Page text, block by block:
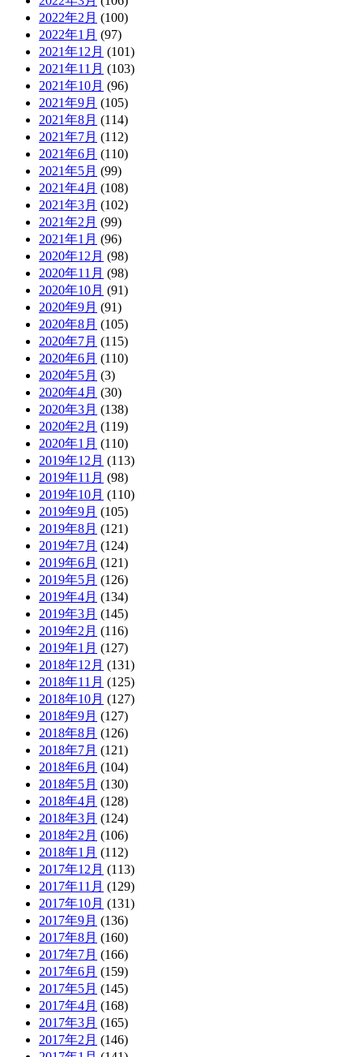
2022年2月 (100)
2022年1月 (97)
2021年12月 (101)
2021年11月 (103)
2021年10月 (96)
2021年9月 (105)
2021年8月 (114)
2021年7月 (112)
2021年6月 (110)
2021年5月 (99)
2021年4月 (108)
2021年3月 (102)
2021年2月 (99)
2021年1月 (96)
2020年12月 (98)
2020年11月 (98)
2020年10月 (91)
2020年9月 (91)
2020年8月 (105)
2020年7月 (115)
2020年6月 (110)
2020年5月 (3)
2020年4月 (30)
2020年3月 (138)
2020年2月 (119)
2020年1月 (110)
2019年12月 (113)
2019年11月 (98)
2019年10月 (110)
2019年9月 (105)
2019年8月 (121)
2019年7月 (124)
2019年6月 (121)
2019年5月 (126)
2019年4月 (134)
2019年3月 (145)
2019年2月 (116)
2019年1月 (127)
2018年12月 (131)
2018年11月 (125)
2018年10月 (127)
2018年9月 (127)
2018年8月 (126)
2018年7月 (121)
2018年6月 (104)
2018年5月 (130)
2018年4月 (128)
2018年3月 (124)
2018年2月 (106)
2018年1月 (112)
2017年12月 (113)
2017年11月 (129)
2017年10月 (131)
2017年9月 (136)
2017年8月 (160)
2017年7月 (166)
2017年6月 (159)
2017年5月 (145)
2017年4月 (168)
2017年3月 (165)
2017年2月 (146)